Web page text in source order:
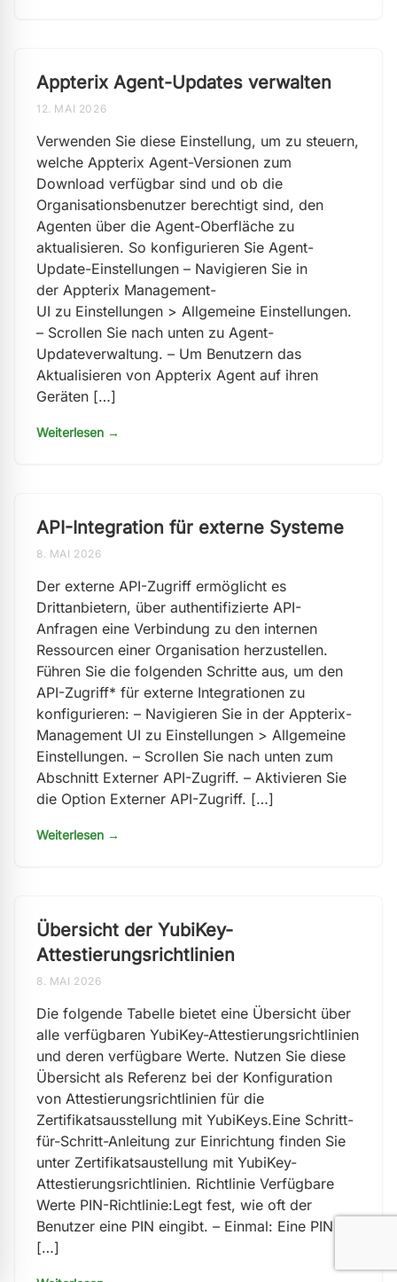
Appterix Agent-Updates verwalten
12. MAI 2026
Verwenden Sie diese Einstellung, um zu steuern,
welche Appterix Agent-Versionen zum
Download verfügbar sind und ob die
Organisationsbenutzer berechtigt sind, den
Agenten über die Agent-Oberfläche zu
aktualisieren. So konfigurieren Sie Agent-
Update-Einstellungen – Navigieren Sie in
der Appterix Management-
UI zu Einstellungen > Allgemeine Einstellungen.
– Scrollen Sie nach unten zu Agent-
Updateverwaltung. – Um Benutzern das
Aktualisieren von Appterix Agent auf ihren
Geräten […]
Weiterlesen →
API-Integration für externe Systeme
8. MAI 2026
Der externe API-Zugriff ermöglicht es
Drittanbietern, über authentifizierte API-
Anfragen eine Verbindung zu den internen
Ressourcen einer Organisation herzustellen.
Führen Sie die folgenden Schritte aus, um den
API-Zugriff* für externe Integrationen zu
konfigurieren: – Navigieren Sie in der Appterix-
Management UI zu Einstellungen > Allgemeine
Einstellungen. – Scrollen Sie nach unten zum
Abschnitt Externer API-Zugriff. – Aktivieren Sie
die Option Externer API-Zugriff. […]
Weiterlesen →
Übersicht der YubiKey-
Attestierungsrichtlinien
8. MAI 2026
Die folgende Tabelle bietet eine Übersicht über
alle verfügbaren YubiKey-Attestierungsrichtlinien
und deren verfügbare Werte. Nutzen Sie diese
Übersicht als Referenz bei der Konfiguration
von Attestierungsrichtlinien für die
Zertifikatsausstellung mit YubiKeys.Eine Schritt-
für-Schritt-Anleitung zur Einrichtung finden Sie
unter Zertifikatsaustellung mit YubiKey-
Attestierungsrichtlinien. Richtlinie Verfügbare
Werte PIN-Richtlinie:Legt fest, wie oft der
Benutzer eine PIN eingibt. – Einmal: Eine PIN ist
[…]